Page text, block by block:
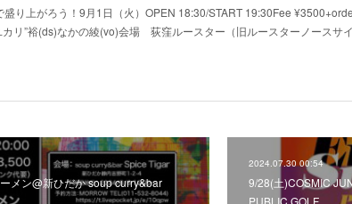
盛り上がろう！9月1日（火）OPEN 18:30/START 19:30Fee
カリ”裕(ds)なかの綾(vo)会場 荻窪ルースター（旧ルースターノースサ
メン@新ひだか soup curry&bar
2024.07.30 00:54
9/28(土)COSMIC
PUBLIC GOLF